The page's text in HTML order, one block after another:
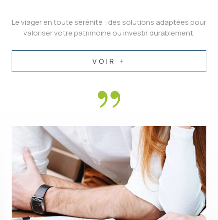
Le viager en toute sérénité : des solutions adaptées pour
valoriser votre patrimoine ou investir durablement.
VOIR +